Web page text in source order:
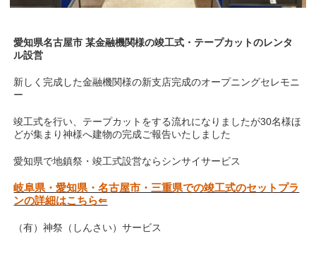
愛知県名古屋市 某金融機関様の竣工式・テープカットのレンタ
ル設営
新しく完成した金融機関様の新支店完成のオープニングセレモニ
ー
竣工式を行い、テープカットをする流れになりましたが30名様ほ
どが集まり神様へ建物の完成ご報告いたしました
愛知県で地鎮祭・竣工式設営ならシンサイサービス
岐阜県・愛知県・名古屋市・三重県での竣工式のセットプラ
ンの詳細はこちら⇐
（有）神祭（しんさい）サービス